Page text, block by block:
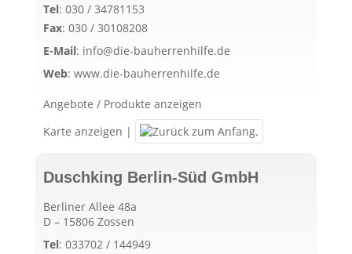
Tel: 030 / 34781153
Fax: 030 / 30108208
E-Mail: info@die-bauherrenhilfe.de
Web: www.die-bauherrenhilfe.de
Angebote / Produkte anzeigen
Karte anzeigen |
Duschking Berlin-Süd GmbH
Berliner Allee 48a
D – 15806 Zossen
Tel: 033702 / 144949